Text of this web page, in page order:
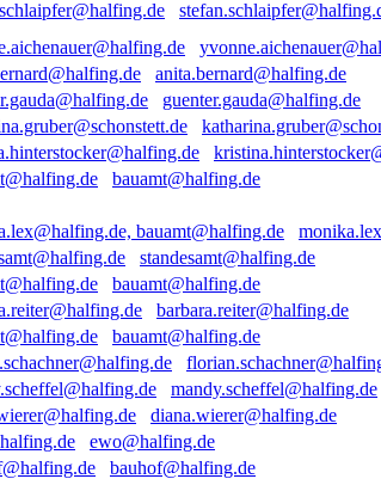
anita.bernard@halfing.de
guenter.gauda@halfing.de
bauamt@halfing.de
standesamt@halfing.de
bauamt@halfing.de
barbara.reiter@halfing.de
bauamt@halfing.de
mandy.scheffel@halfing.de
diana.wierer@halfing.de
ewo@halfing.de
bauhof@halfing.de